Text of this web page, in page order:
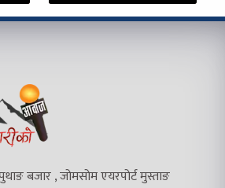
बजार , जोमसोम एयरपोर्ट मुस्ताङ